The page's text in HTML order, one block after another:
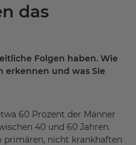
das
Folgen haben. Wie
erkennen und was Sie
60 Prozent der Männer
40 und 60 Jahren.
primären, nicht krankhaften